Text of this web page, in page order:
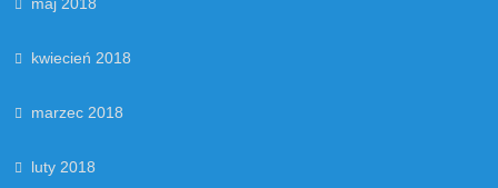
maj 2018
kwiecień 2018
marzec 2018
luty 2018